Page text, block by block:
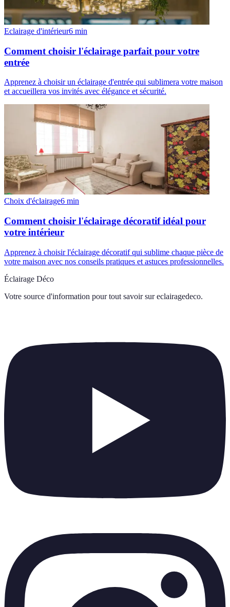
Eclairage d'intérieur6 min
Comment choisir l'éclairage parfait pour votre
entrée
Apprenez à choisir un éclairage d'entrée qui sublimera votre maison
et accueillera vos invités avec élégance et sécurité.
Choix d'éclairage6 min
Comment choisir l'éclairage décoratif idéal pour
votre intérieur
Apprenez à choisir l'éclairage décoratif qui sublime chaque pièce de
votre maison avec nos conseils pratiques et astuces professionnelles.
Éclairage Déco
Votre source d'information pour tout savoir sur eclairagedeco.